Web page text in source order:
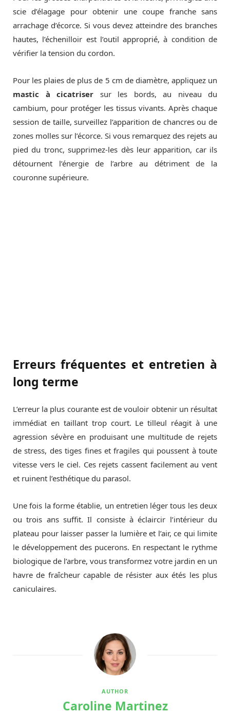
scie d’élagage pour obtenir une coupe franche sans
arrachage d’écorce. Si vous devez atteindre des branches
hautes, l’échenilloir est l’outil approprié, à condition de
vérifier la tension du cordon.
Pour les plaies de plus de 5 cm de diamètre, appliquez un
mastic à cicatriser sur les bords, au niveau du
cambium, pour protéger les tissus vivants. Après chaque
session de taille, surveillez l’apparition de chancres ou de
zones molles sur l’écorce. Si vous remarquez des rejets au
pied du tronc, supprimez-les dès leur apparition, car ils
détournent l’énergie de l’arbre au détriment de la
couronne supérieure.
Erreurs fréquentes et entretien à
long terme
L’erreur la plus courante est de vouloir obtenir un résultat
immédiat en taillant trop court. Le tilleul réagit à une
agression sévère en produisant une multitude de rejets
de stress, des tiges fines et fragiles qui poussent à toute
vitesse vers le ciel. Ces rejets cassent facilement au vent
et ruinent l’esthétique du parasol.
Une fois la forme établie, un entretien léger tous les deux
ou trois ans suffit. Il consiste à éclaircir l’intérieur du
plateau pour laisser passer la lumière et l’air, ce qui limite
le développement des pucerons. En respectant le rythme
biologique de l’arbre, vous transformez votre jardin en un
havre de fraîcheur capable de résister aux étés les plus
caniculaires.
AUTHOR
Caroline Martinez